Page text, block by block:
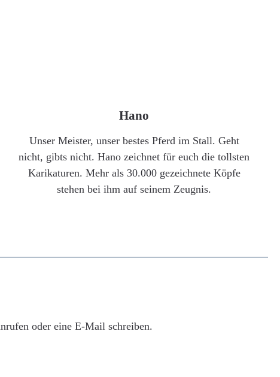
Hano
Unser Meister, unser bestes Pferd im Stall. Geht
nicht, gibts nicht. Hano zeichnet für euch die tollsten
Karikaturen. Mehr als 30.000 gezeichnete Köpfe
stehen bei ihm auf seinem Zeugnis.
oder eine E-Mail schreiben.